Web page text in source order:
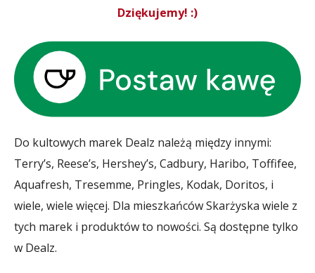
Dziękujemy! :)
Do kultowych marek Dealz należą między innymi:
Terry’s, Reese’s, Hershey’s, Cadbury, Haribo, Toffifee,
Aquafresh, Tresemme, Pringles, Kodak, Doritos, i
wiele, wiele więcej. Dla mieszkańców Skarżyska wiele z
tych marek i produktów to nowości. Są dostępne tylko
w Dealz.